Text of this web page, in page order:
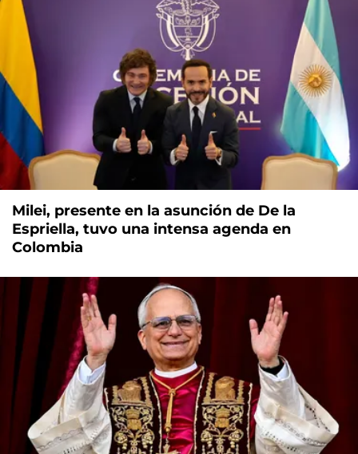
Milei, presente en la asunción de De la
Espriella, tuvo una intensa agenda en
Colombia